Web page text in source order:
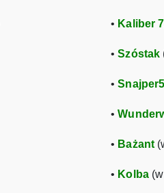
• Kaliber
•Szóstak
•
•
• Bażant
• Kolba(w